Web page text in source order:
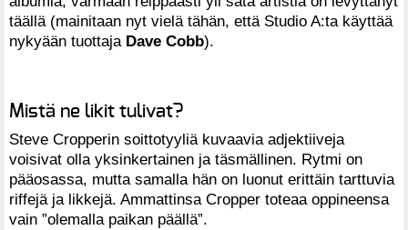
täällä (mainitaan nyt vielä tähän, että Studio A:ta käyttää
nykyään tuottaja Dave Cobb).
Mistä ne likit tulivat?
Steve Cropperin soittotyyliä kuvaavia adjektiiveja
voisivat olla yksinkertainen ja täsmällinen. Rytmi on
pääosassa, mutta samalla hän on luonut erittäin tarttuvia
riffejä ja likkejä. Ammattinsa Cropper toteaa oppineensa
vain ”olemalla paikan päällä”.